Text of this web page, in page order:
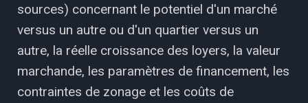
sources) concernant le potentiel d'un marché
versus un autre ou d'un quartier versus un
autre, la réelle croissance des loyers, la valeur
marchande, les paramètres de financement, les
contraintes de zonage et les coûts de